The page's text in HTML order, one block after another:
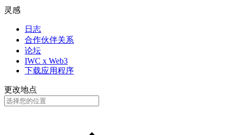
灵感
日志
合作伙伴关系
论坛
IWC x Web3
下载应用程序
更改地点